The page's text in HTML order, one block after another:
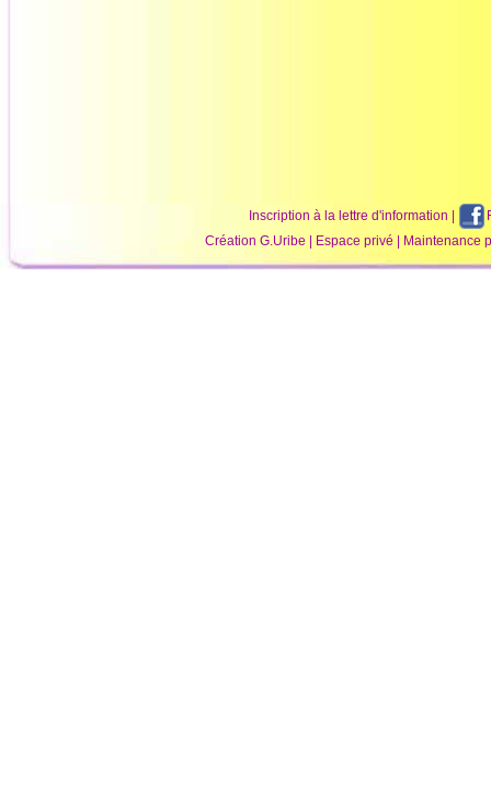
Inscription à la lettre d'information |
CréationG.Uribe | Espace privé | Maintenance